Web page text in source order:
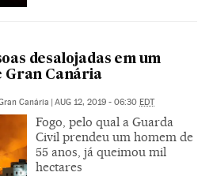
desalojadas em um
Gran Canária
Canária | AUG 12, 2019 - 06:30 EDT
Fogo, pelo qual a Guarda
Civil prendeu um homem de
55 anos, já queimou mil
hectares